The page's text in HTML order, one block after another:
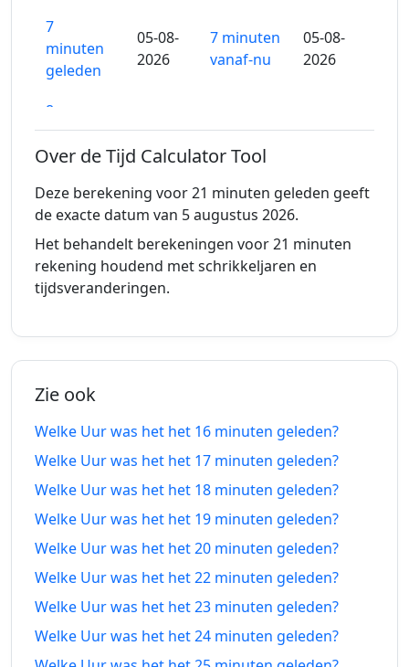
7
minuten
geleden
05-08-
2026
7 minuten
vanaf-nu
05-08-
2026
8
minuten
geleden
9
minuten
geleden
05-08-
9 minuten
vanaf-nu
05-08-
10
minuten
05-08-
11
minuten
geleden
11
minuten
geleden
05-08-
2026
minuten
vanaf-nu
05-08-
2026
13
minuten
geleden
05-08-
13
minuten
vanaf-nu
05-08-
14
minuten
geleden
05-08-
2026
14
minuten
vanaf-nu
05-08-
2026
Over de Tijd Calculator Tool
Deze berekening voor 21 minuten geleden geeft
de exacte datum van 5 augustus 2026.
Het behandelt berekeningen voor 21 minuten
rekening houdend met schrikkeljaren en
tijdsveranderingen.
Zie ook
Welke Uur was het het 16 minuten geleden?
Welke Uur was het het 17 minuten geleden?
Welke Uur was het het 18 minuten geleden?
Welke Uur was het het 19 minuten geleden?
Welke Uur was het het 20 minuten geleden?
Welke Uur was het het 22 minuten geleden?
Welke Uur was het het 23 minuten geleden?
Welke Uur was het het 24 minuten geleden?